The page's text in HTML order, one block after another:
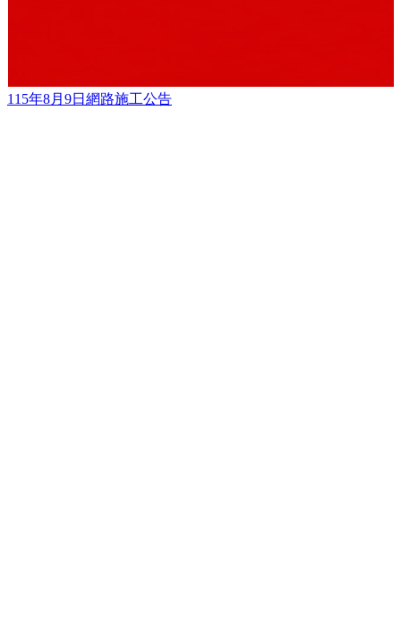
國際事務人才培力計畫報名